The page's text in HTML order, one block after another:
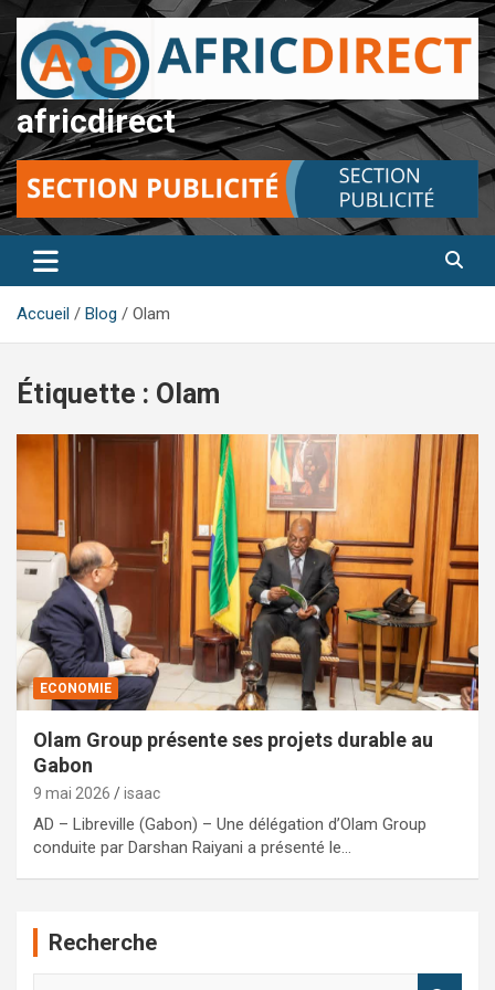
Aller
au
contenu
africdirect
Accueil Blog Olam
Étiquette : Olam
ECONOMIE
Olam Group présente ses projets durable au
Gabon
9 mai 2026 isaac
AD – Libreville (Gabon) – Une délégation d’Olam Group
conduite par Darshan Raiyani a présenté le…
Recherche